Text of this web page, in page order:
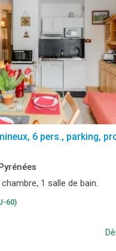
6 pers., parking,
1 salle de bain.
60)